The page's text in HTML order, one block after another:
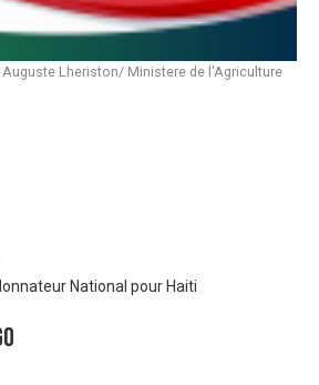
National pour Haiti
Auguste Lheriston/ Ministere de l'Agriculture